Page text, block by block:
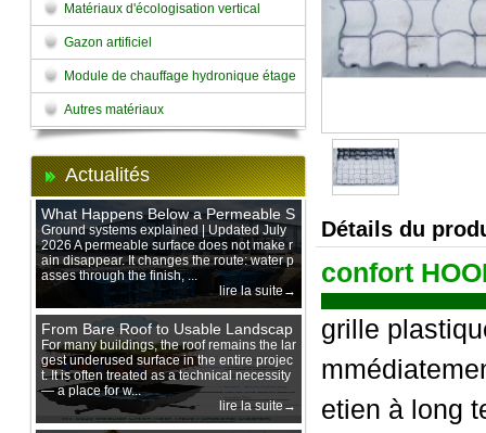
Matériaux d'écologisation vertical
Gazon artificiel
Module de chauffage hydronique étage
Autres matériaux
Actualités
What Happens Below a Permeable S
urface During Heavy Rain?
Ground systems explained | Updated July
2026 A permeable surface does not make r
ain disappear. It changes the route: water p
asses through the finish, ...
lire la suite→
From Bare Roof to Usable Landscap
e: Designing with 200 mm Green Ro
of Trays
For many buildings, the roof remains the lar
gest underused surface in the entire projec
t. It is often treated as a technical necessity
— a place for w...
lire la suite→
Détails du
confort
grille
etien à long